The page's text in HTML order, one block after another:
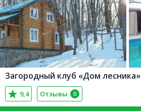
Загородный клуб «Дом лесника»
9,4 Отзывы 0